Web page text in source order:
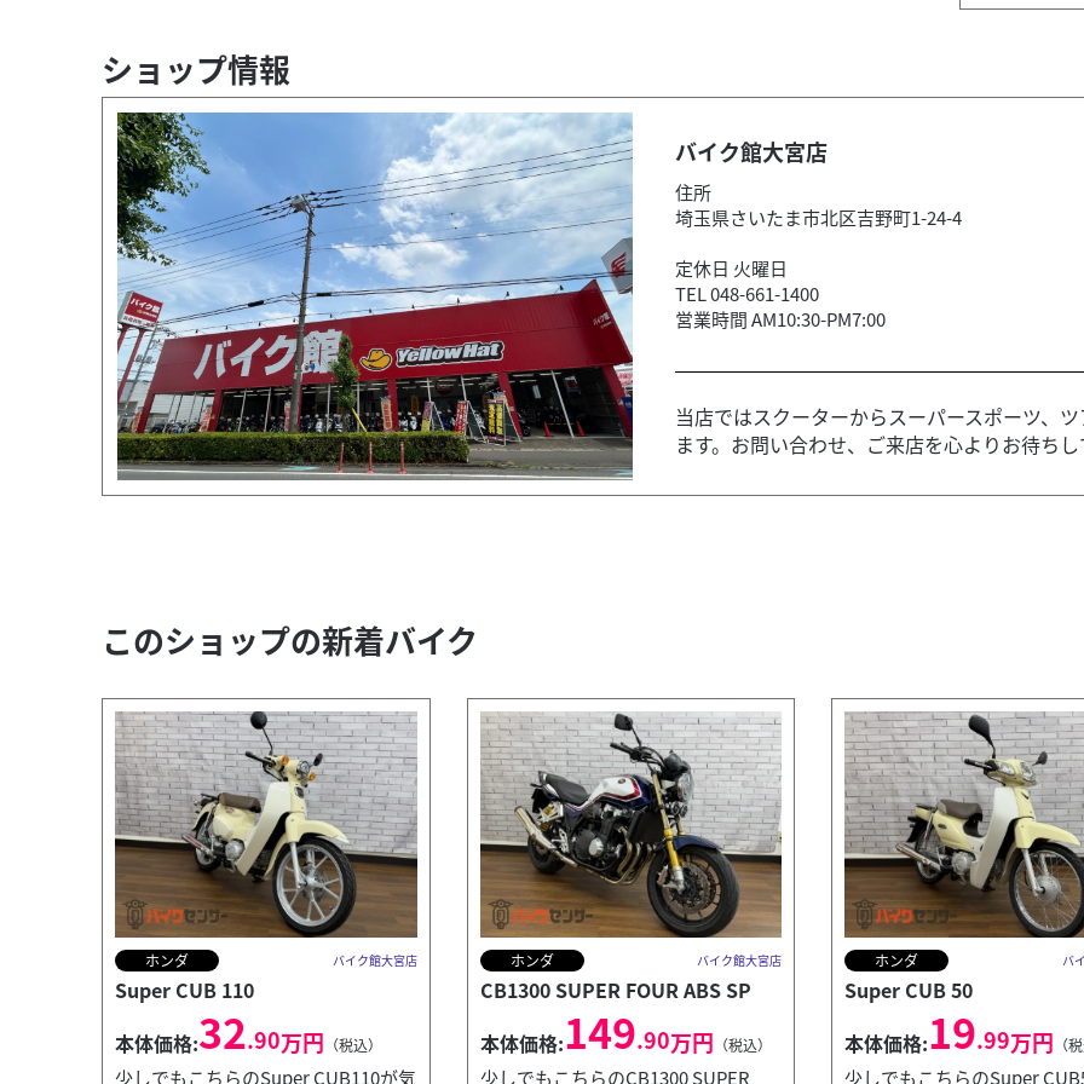
ショップ情報
バイク館大宮店
住所
埼玉県さいたま市北区吉野町1-24-4
定休日 火曜日
TEL 048-661-1400
営業時間 AM10:30-PM7:00
当店ではスクーターからスーパースポーツ、
ます。お問い合わせ、ご来店を心よりお待ち
このショップの新着バイク
ホンダ バイク館大宮店
Super CUB 110
本体価格:32.90万円 （税込）
少しでもこちらのSuper CUB110が気
ホンダ バイク館大宮店
CB1300 SUPER FOUR ABS SP
本体価格:149.90万円 （税込）
少しでもこちらのCB1300 SUPER
ホンダ バ
Super CUB 50
本体価格:19.99万円 （
少しでもこちらのSuper